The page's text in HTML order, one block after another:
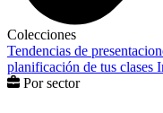
Colecciones
Tendencias de
planificación de tus clases
Por sector